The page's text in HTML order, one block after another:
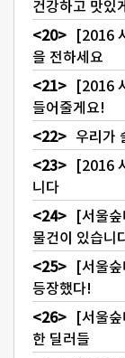
건강하고 맛있게
[2016
을 전하세요
[2016
들어줄게요!
우리가
[2016
니다
[서울
물건이 있습니
[서울
등장했다!
[서울
한 딜러들